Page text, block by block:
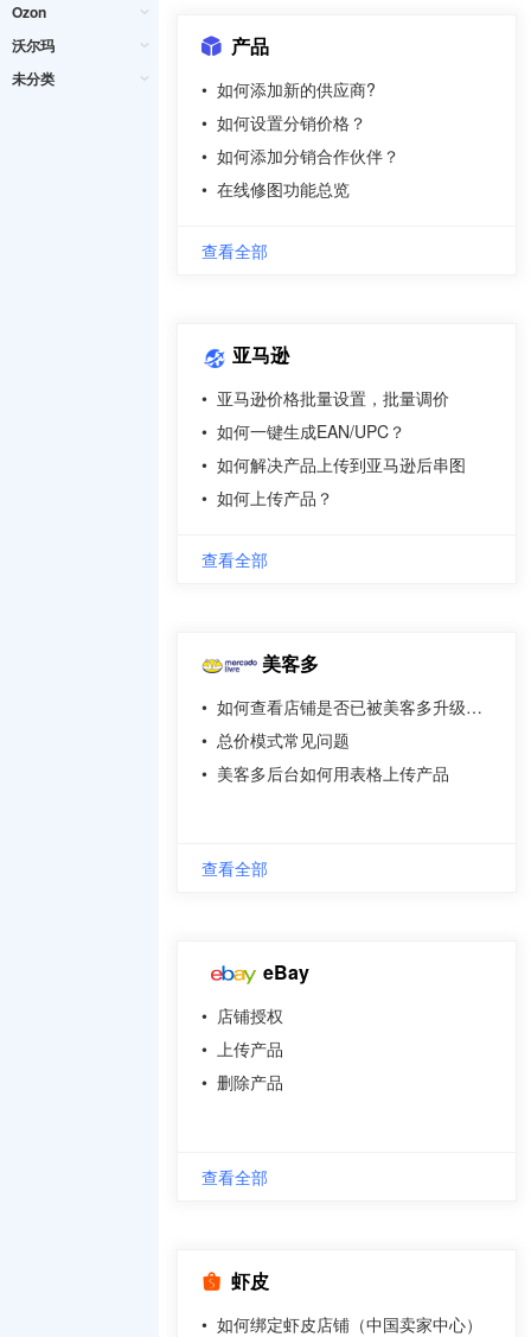
Ozon
沃尔玛
未分类
产品
• 如何添加新的供应商?
• 如何设置分销价格？
• 如何添加分销合作伙伴？
• 在线修图功能总览
查看全部
亚马逊
• 亚马逊价格批量设置，批量调价
• 如何一键生成EAN/UPC？
• 如何解决产品上传到亚马逊后串图
• 如何上传产品？
查看全部
美客多
• 如何查看店铺是否已被美客多升级成UP模式
• 总价模式常见问题
• 美客多后台如何用表格上传产品
查看全部
eBay
• 店铺授权
• 上传产品
• 删除产品
查看全部
虾皮
• 如何绑定虾皮店铺（中国卖家中心）